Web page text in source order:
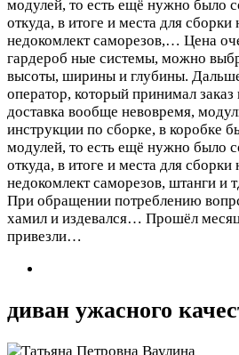
модулей, то есть ещё нужно было
откуда, в итоге и места для
недокомлект саморезов,… Цена
гардероб ные системы, можно
высоты, ширины и глубины.
оператор, который принимал заказ
доставка вообще невовремя,
инструкции по сборке, в коробке
модулей, то есть ещё нужно было
откуда, в итоге и места для
недокомлект саморезов, штанги и
При обращении потреблению
хамил и издевался… Прошёл
привезли…
диван ужасного